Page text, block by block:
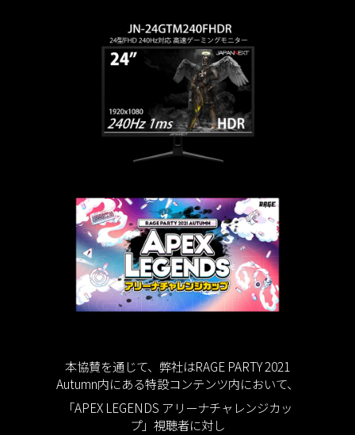
本協賛を通じて、弊社はRAGE PARTY 2021
Autumn内にある特設コンテンツ内において、
「APEX LEGENDS アリーナチャレンジカッ
プ」視聴者に対し